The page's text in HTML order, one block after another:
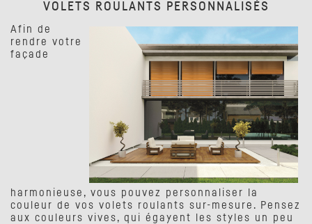
VOLETS ROULANTS PERSONNALISÉS
Afin de
rendre votre
façade
harmonieuse, vous pouvez personnaliser la
couleur de vos volets roulants sur-mesure. Pensez
aux couleurs vives, qui égayent les styles un peu